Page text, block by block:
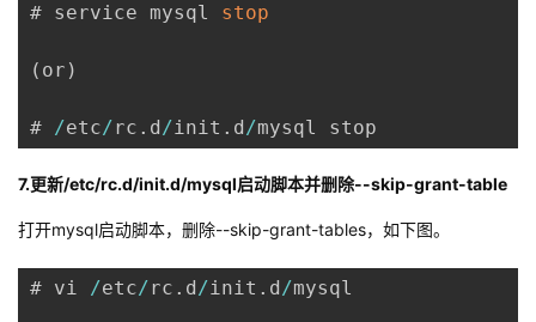
# service mysql stop
( or )
# /etc/rc . d/init . d/mysql stop
7.更新/etc/rc.d/init.d/mysql启动脚本并删除--skip-grant-table
打开mysql启动脚本，删除--skip-grant-tables，如下图。
# vi /etc/rc . d/init . d/mysql